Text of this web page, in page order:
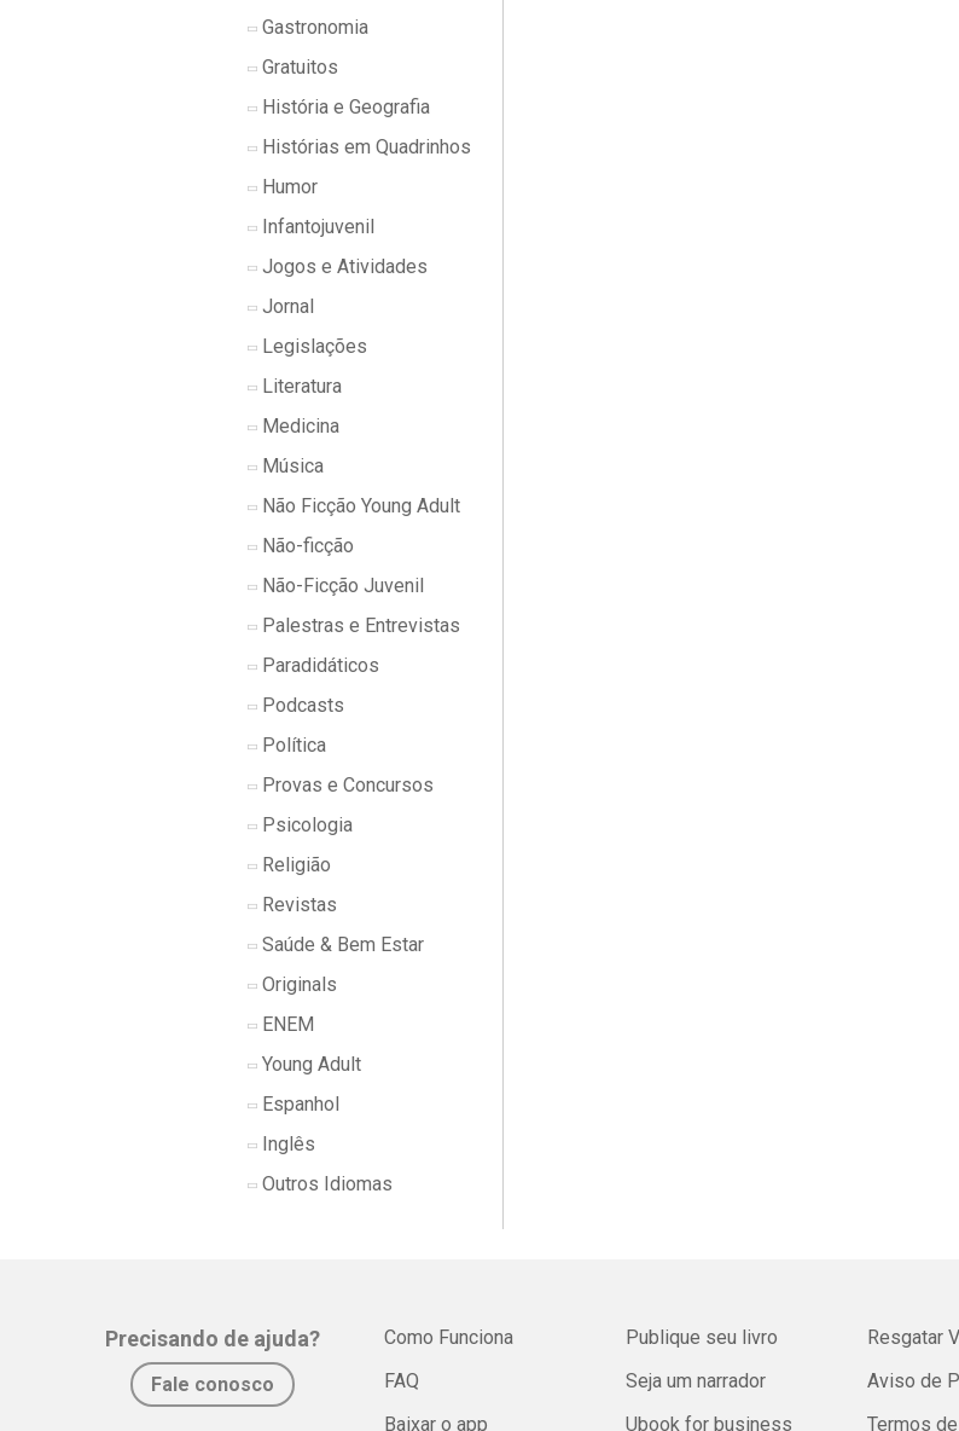
Gastronomia
Gratuitos
História e Geografia
Histórias em Quadrinhos
Humor
Infantojuvenil
Jogos e Atividades
Jornal
Legislações
Literatura
Medicina
Música
Não Ficção Young Adult
Não-ficção
Não-Ficção Juvenil
Palestras e Entrevistas
Paradidáticos
Podcasts
Política
Provas e Concursos
Psicologia
Religião
Revistas
Saúde & Bem Estar
Originals
ENEM
Young Adult
Espanhol
Inglês
Outros Idiomas
Precisando de ajuda?
Fale conosco
Como Funciona
FAQ
Baixar o app
Publique seu livro
Seja um narrador
Ubook for business
Resgatar
Aviso de
Termos